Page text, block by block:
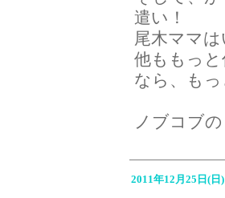
遣い！
尾木ママは
他ももっ
なら、も
ノブコブ
2011年12月25日(日)